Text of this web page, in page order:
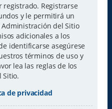
registrado. Registrarse
y le permitirá un
del Sitio
adicionales a los
identificarse asegúrese
términos de uso y
lea las reglas de los
Sitio.
de privacidad